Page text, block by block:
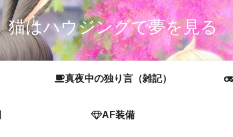
猫はハウジングで夢を見る
真夜中の独り言（雑記）
AF装備